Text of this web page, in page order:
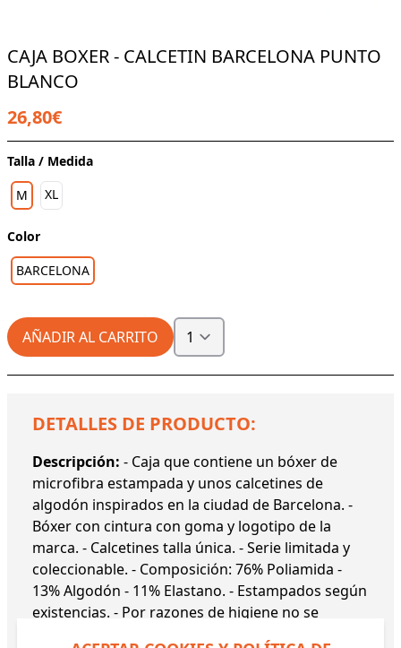
CAJA BOXER - CALCETIN BARCELONA PUNTO
BLANCO
26,80€
Talla / Medida
M
XL
Color
BARCELONA
AÑADIR AL CARRITO
DETALLES DE PRODUCTO:
Descripción: - Caja que contiene un bóxer de
microfibra estampada y unos calcetines de
algodón inspirados en la ciudad de Barcelona. -
Bóxer con cintura con goma y logotipo de la
marca. - Calcetines talla única. - Serie limitada y
coleccionable. - Composición: 76% Poliamida -
13% Algodón - 11% Elastano. - Estampados según
existencias. - Por razones de higiene no se